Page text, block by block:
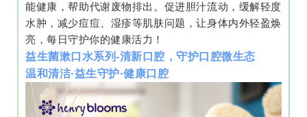
能健康，帮助代谢废物排出。促进胆汁流动，缓解轻度
水肿，减少痘痘、湿疹等肌肤问题，让身体内外轻盈焕
亮，每日守护你的健康活力！
益生菌漱口水系列-清新口腔，守护口腔微生态
温和清洁·益生守护·健康口腔